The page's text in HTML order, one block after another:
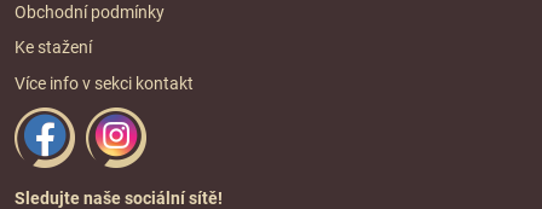
Obchodní podmínky
Ke stažení
Více info v sekci kontakt
Sledujte naše sociální sítě!